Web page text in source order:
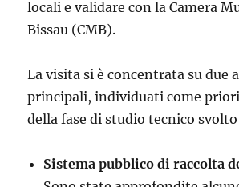
locali e validare con la Camera
Bissau (CMB).
La visita si è concentrata su due
principali, individuati come
della fase di studio tecnico
Sistema pubblico di raccolta